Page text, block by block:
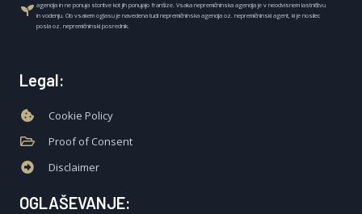
agencija in ne ponuja storitve kot jih ponujajo franšize. Vsaka nepremičninska agencija je v neodvisnem lastništvu
in vodenju. Ob vsakem oglasu je navedena tudi nepremičninska agencija oz. nepremičninski agent, ki je nosilec
posla oz. nepremičninski posrednik.
Legal:
Cookie Policy
Proof of Consent
Disclaimer
OGLAŠEVANJE: